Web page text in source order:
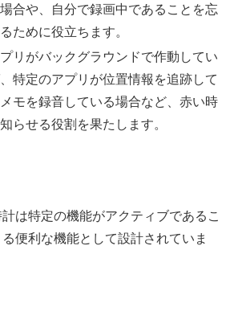
合や、自分で録画中であることを忘
ために役立ちます。
リがバックグラウンドで作動してい
特定のアプリが位置情報を追跡して
モを録音している場合など、赤い時
らせる役割を果たします。
は特定の機能がアクティブであるこ
便利な機能として設計されていま